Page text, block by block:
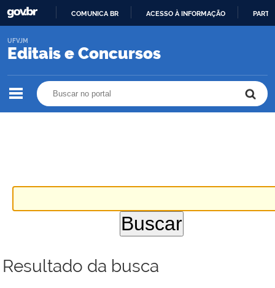
O
COMUNICA BR ACESSO À INFORMAÇÃO
Editais e Concursos
UFVJM
Resultado da busca